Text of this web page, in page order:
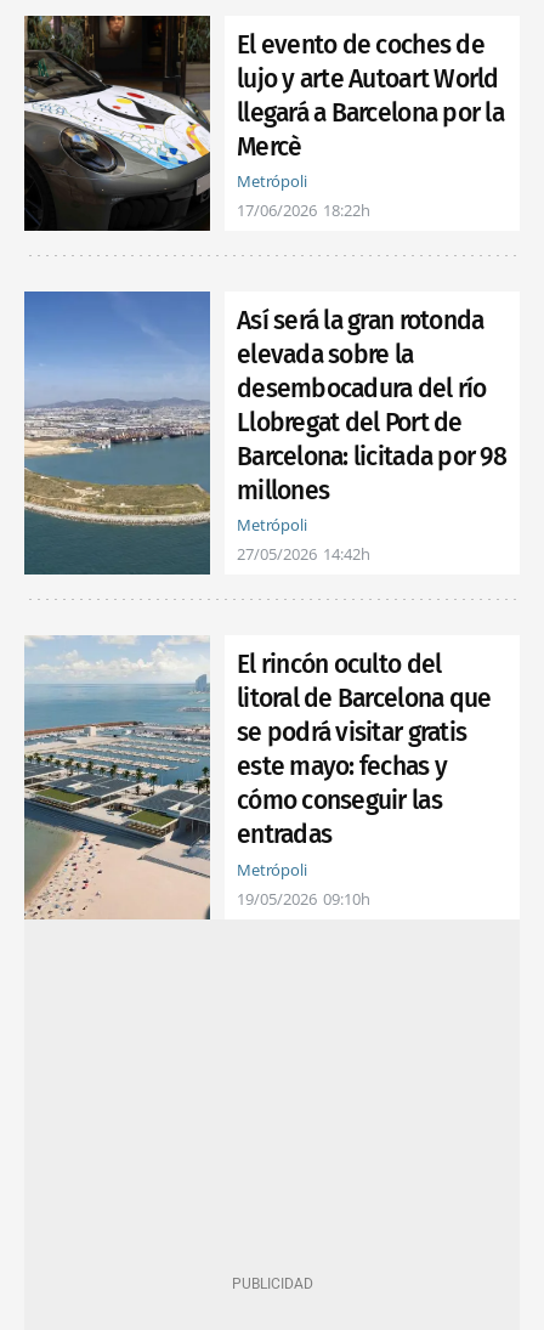
El evento de coches de
lujo y arte Autoart World
llegará a Barcelona por la
Mercè
Metrópoli
17/06/2026 18:22h
Así será la gran rotonda
elevada sobre la
desembocadura del río
Llobregat del Port de
Barcelona: licitada por 98
millones
Metrópoli
27/05/2026 14:42h
El rincón oculto del
litoral de Barcelona que
se podrá visitar gratis
este mayo: fechas y
cómo conseguir las
entradas
Metrópoli
19/05/2026 09:10h